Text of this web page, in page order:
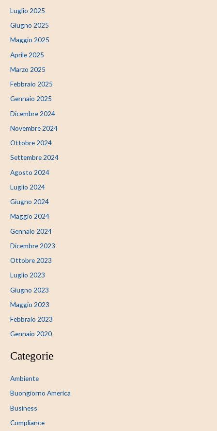
Luglio 2025
Giugno 2025
Maggio 2025
Aprile 2025
Marzo 2025
Febbraio 2025
Gennaio 2025
Dicembre 2024
Novembre 2024
Ottobre 2024
Settembre 2024
Agosto 2024
Luglio 2024
Giugno 2024
Maggio 2024
Gennaio 2024
Dicembre 2023
Ottobre 2023
Luglio 2023
Giugno 2023
Maggio 2023
Febbraio 2023
Gennaio 2020
Categorie
Ambiente
Buongiorno America
Business
Compliance